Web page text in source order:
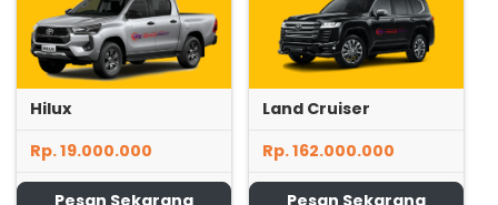
Hilux
Rp. 19.000.000
Pesan Sekarang
Land Cruiser
Rp. 162.000.000
Pesan Sekarang